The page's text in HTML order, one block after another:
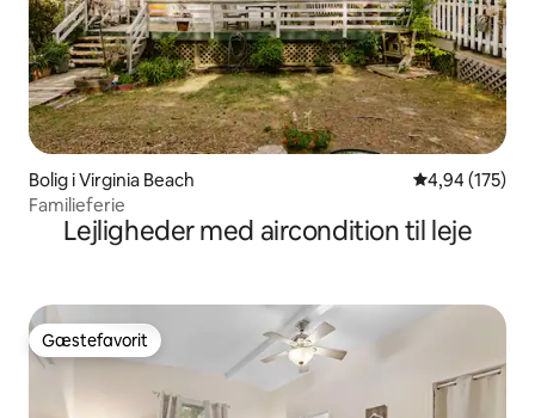
Bolig i Virginia Beach 4,94 ud af 5 i
4,94 (175)
Familieferie
Lejligheder med aircondition til leje
Gæstefavorit
Gæstefavorit